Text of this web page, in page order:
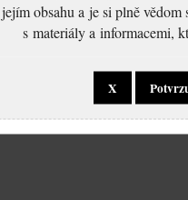
obsahu a je si plně vědom
s materiály a informacemi,
X